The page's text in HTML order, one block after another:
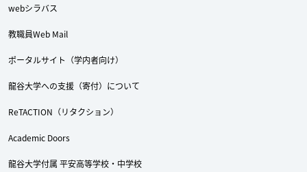
webシラバス
教職員Web Mail
ポータルサイト（学内者向け）
龍谷大学への支援（寄付）について
ReTACTION（リタクション）
Academic Doors
龍谷大学付属 平安高等学校・中学校